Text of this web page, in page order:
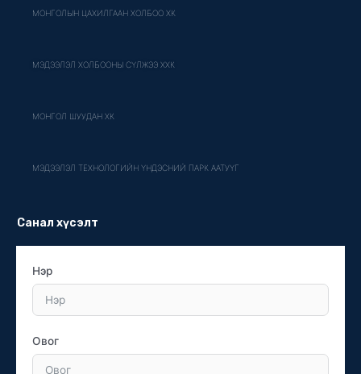
МОНГОЛЫН ЦАХИЛГААН ХОЛБОО ХК
МЭДЭЭЛЭЛ ХОЛБООНЫ СҮЛЖЭЭ ХХК
МОНГОЛ ШУУДАН ХК
МЭДЭЭЛЭЛ ТЕХНОЛОГИЙН ҮНДЭСНИЙ ПАРК ААТУҮГ
Санал хүсэлт
Нэр
Овог